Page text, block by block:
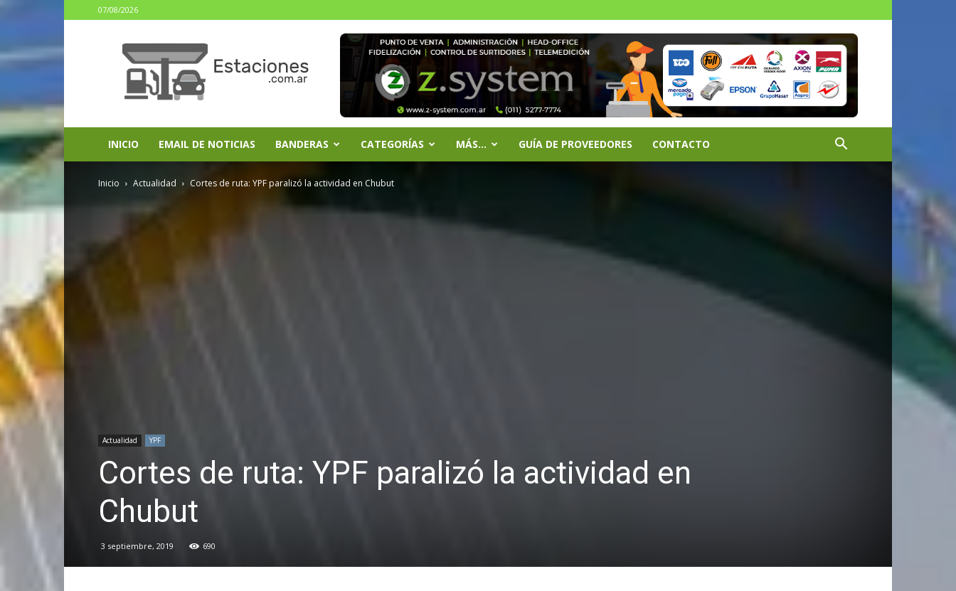
07/08/2026
INICIO EMAIL DE NOTICIAS BANDERAS CATEGORÍAS MÁS… GUÍA DE PROVEEDORES CONTACTO
Inicio Actualidad Cortes de ruta: YPF paralizó la actividad en Chubut
Actualidad YPF
Cortes de ruta: YPF paralizó la actividad en
Chubut
3 septiembre, 2019 690